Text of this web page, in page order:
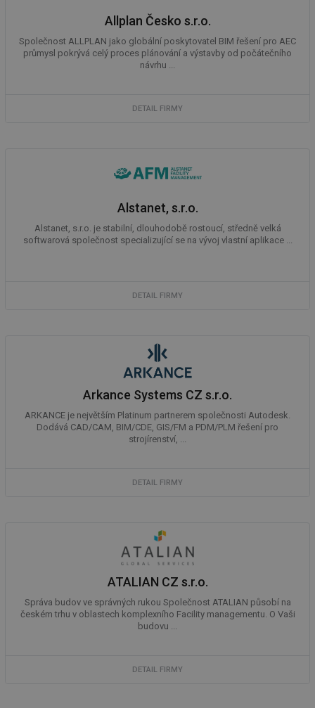
Allplan Česko s.r.o.
Společnost ALLPLAN jako globální poskytovatel BIM řešení pro AEC
průmysl pokrývá celý proces plánování a výstavby od počátečního
návrhu ...
DETAIL FIRMY
Alstanet, s.r.o.
Alstanet, s.r.o. je stabilní, dlouhodobě rostoucí, středně velká
softwarová společnost specializující se na vývoj vlastní aplikace ...
DETAIL FIRMY
Arkance Systems CZ s.r.o.
ARKANCE je největším Platinum partnerem společnosti Autodesk.
Dodává CAD/CAM, BIM/CDE, GIS/FM a PDM/PLM řešení pro
strojírenství, ...
DETAIL FIRMY
ATALIAN CZ s.r.o.
Správa budov ve správných rukou Společnost ATALIAN působí na
českém trhu v oblastech komplexního Facility managementu. O Vaši
budovu ...
DETAIL FIRMY